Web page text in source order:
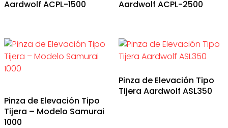
Aardwolf ACPL-1500
Aardwolf ACPL-2500
Pinza de Elevación Tipo
Tijera – Modelo Samurai
1000
Pinza de Elevación Tipo
Tijera Aardwolf ASL350